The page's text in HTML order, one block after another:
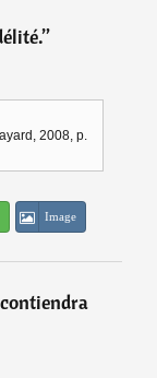
”
2008, p.
Image